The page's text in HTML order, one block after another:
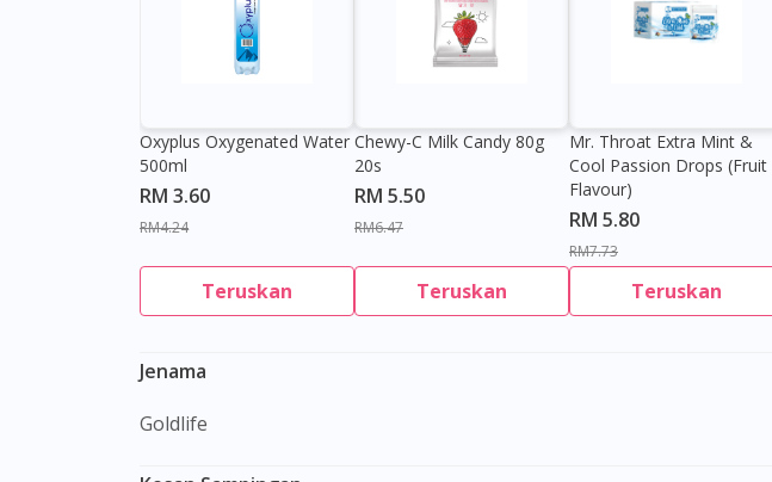
Oxyplus Oxygenated Water
500ml
RM 3.60
RM4.24
Teruskan
Chewy-C Milk Candy 80g
20s
RM 5.50
RM6.47
Teruskan
Mr. Throat Extra Mint &
Cool Passion Drops (Fruit
Flavour)
RM 5.80
RM7.73
Teruskan
Jenama
Goldlife